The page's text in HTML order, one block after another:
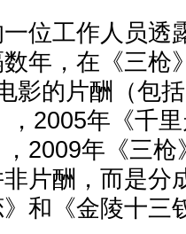
工作人员透
年，在《三枪
影的片酬（包
，2005年《千
，2009年《三
片酬，而是分
和《金陵十三